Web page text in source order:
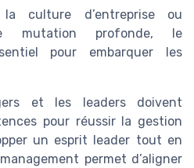
culture d’entreprise ou
mutation profonde, le
pour embarquer les
et les leaders doivent
pour réussir la gestion
un esprit leader tout en
permet d’aligner